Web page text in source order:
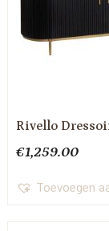
Rivello
€1,259.00
Toevoegen